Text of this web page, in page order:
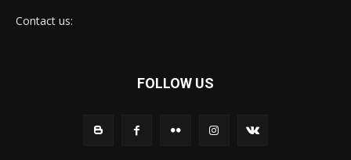
Contact us:
FOLLOW US